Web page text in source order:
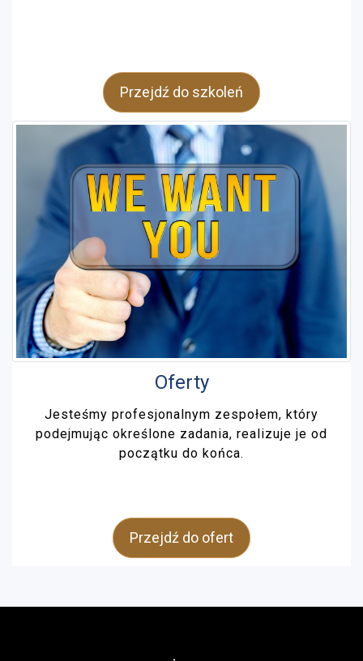
Przejdź do szkoleń
Oferty
Jesteśmy profesjonalnym zespołem, który
podejmując określone zadania, realizuje je od
początku do końca.
Przejdź do ofert